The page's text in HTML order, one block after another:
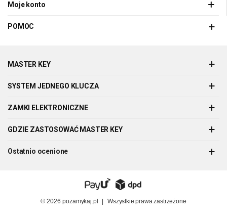
Moje konto
POMOC
MASTER KEY
SYSTEM JEDNEGO KLUCZA
ZAMKI ELEKTRONICZNE
GDZIE ZASTOSOWAĆ MASTER KEY
Ostatnio ocenione
© 2026 pozamykaj.pl Wszystkie prawa zastrzeżone